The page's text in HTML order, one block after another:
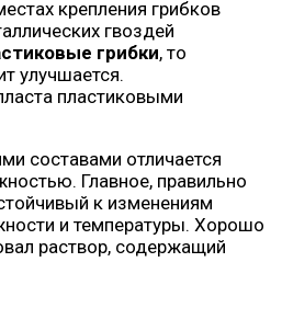
гвоздей
грибки, то
улучшается.
составами отличается
Главное, правильно
к изменениям
и температуры. Хорошо
раствор, содержащий